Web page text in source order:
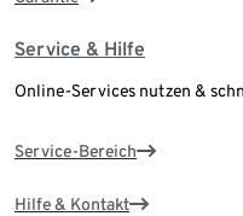
Service & Hilfe
Online-Services nutzen &
Service-Bereich
Hilfe & Kontakt